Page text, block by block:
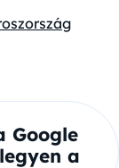
Google
a